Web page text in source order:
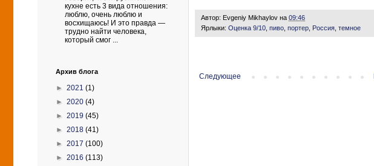
Автор: Evgeniy Mikhaylov на 09:46
Ярлыки: Оценка 9/10 пиво портер Россия темное
Следующее
кухне есть 3 вида отношения:
люблю, очень люблю и
восхищаюсь! И это правда —
трудно найти человека,
который смог ...
Архив блога
► 2021 (1)
► 2020 (4)
► 2019 (45)
► 2018 (41)
► 2017 (100)
► 2016 (113)